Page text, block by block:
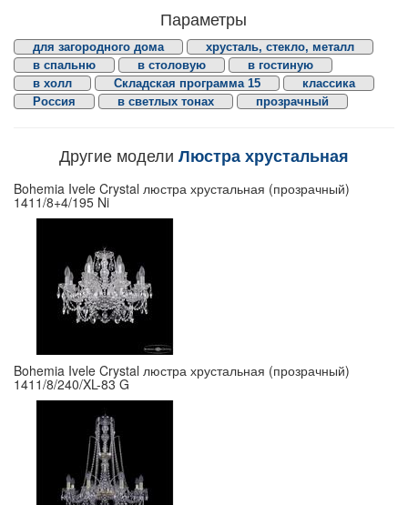
Параметры
для загородного дома
хрусталь, стекло, металл
в спальню
в столовую
в гостиную
в холл
Складская программа 15
классика
Россия
в светлых тонах прозрачный
Другие модели Люстра хрустальная
Bohemia Ivele Crystal люстра хрустальная (прозрачный)
1411/8+4/195 Ni
Bohemia Ivele Crystal люстра хрустальная (прозрачный)
1411/8/240/XL-83 G